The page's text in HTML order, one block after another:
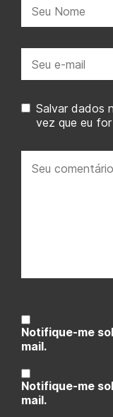
mail:
Salvar dados
vez que eu
comentário:
Notifique-me
mail.
Notifique-me
mail.